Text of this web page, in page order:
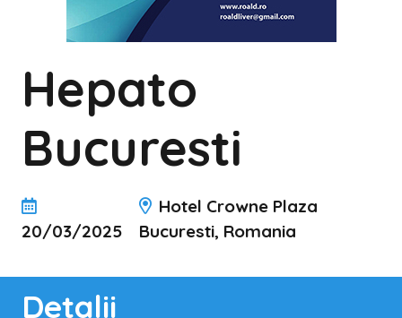
Hepato
Bucuresti
20/03/2025
Hotel Crowne Plaza
Bucuresti, Romania
Detalii